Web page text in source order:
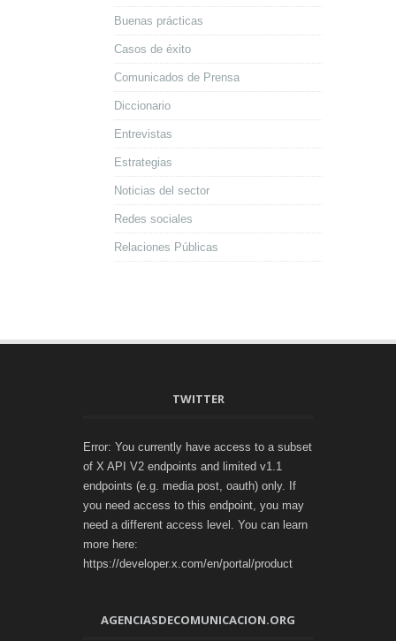
Buenas prácticas
Casos de éxito
Comunicados de Prensa
Diccionario
Entrevistas
Estrategias
Noticias del sector
Redes sociales
Relaciones Públicas
TWITTER
Error: You currently have access to a subset
of X API V2 endpoints and limited v1.1
endpoints (e.g. media post, oauth) only. If
you need access to this endpoint, you may
need a different access level. You can learn
more here:
https://developer.x.com/en/portal/product
AGENCIASDECOMUNICACION.ORG